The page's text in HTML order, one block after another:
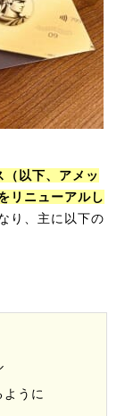
以下、アメッ
リニューアルし
り、主に以下の
うに